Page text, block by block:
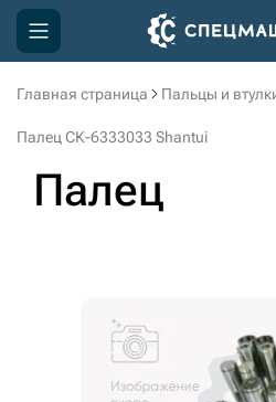
Главная страница Пальцы и
Палец СК-6333033 Shantui
Палец
Компания
Доставка и оплата
3D тур по производству
3D тур по складам